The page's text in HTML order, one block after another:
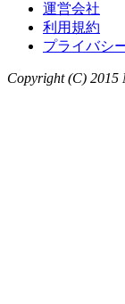
運営会社
利用規約
プライバシ
Copyright (C) 2015